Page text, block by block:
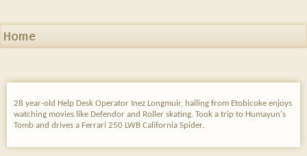
Home
28 year-old Help Desk Operator Inez Longmuir, hailing from Etobicoke enjoys
watching movies like Defendor and Roller skating. Took a trip to Humayun's
Tomb and drives a Ferrari 250 LWB California Spider.